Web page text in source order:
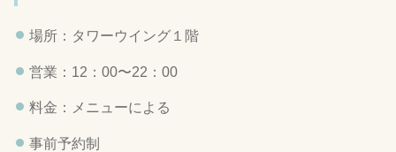
場所：タワーウイング１階
営業：12：00〜22：00
料金：メニューによる
事前予約制